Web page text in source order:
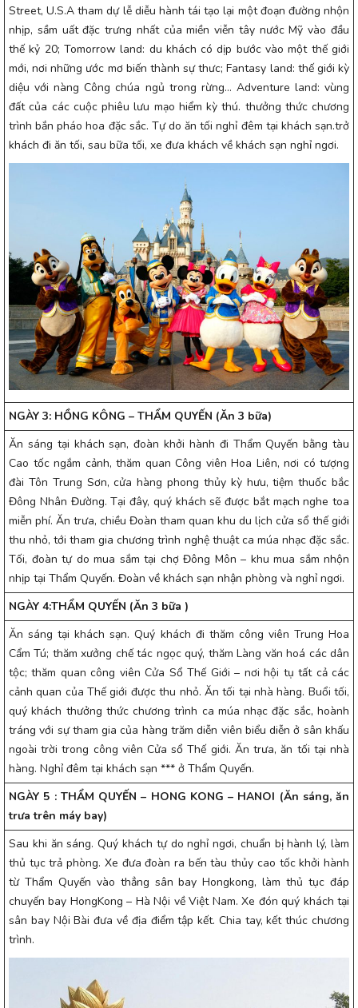
Street, U.S.A tham dự lễ diễu hành tái tạo lại một đoạn đường nhộn
nhịp, sầm uất đặc trưng nhất của miền viễn tây nước Mỹ vào đầu
thế kỷ 20; Tomorrow land: du khách có dịp bước vào một thế giới
mới, nơi những ước mơ biến thành sự thưc; Fantasy land: thế giới kỳ
diệu với nàng Công chúa ngủ trong rừng… Adventure land: vùng
đất của các cuộc phiêu lưu mạo hiểm kỳ thú. thưởng thức chương
trình bắn pháo hoa đặc sắc. Tự do ăn tối nghỉ đêm tại khách sạn.trở
khách đi ăn tối, sau bữa tối, xe đưa khách về khách sạn nghỉ ngơi.
NGÀY 3: HỒNG KÔNG – THẨM QUYẾN (Ăn 3 bữa)
Ăn sáng tại khách sạn, đoàn khởi hành đi Thẩm Quyến bằng tàu
Cao tốc ngắm cảnh, thăm quan Công viên Hoa Liên, nơi có tượng
đài Tôn Trung Sơn, cửa hàng phong thủy kỳ hưu, tiệm thuốc bắc
Đông Nhân Đường. Tại đây, quý khách sẽ được bắt mạch nghe toa
miễn phí. Ăn trưa, chiều Đoàn tham quan khu du lịch cửa sổ thế giới
thu nhỏ, tới tham gia chương trình nghệ thuật ca múa nhạc đặc sắc.
Tối, đoàn tự do mua sắm tại chợ Đông Môn – khu mua sắm nhộn
nhịp tại Thẩm Quyến. Đoàn về khách sạn nhận phòng và nghỉ ngơi.
NGÀY 4:THẨM QUYẾN (Ăn 3 bữa )
Ăn sáng tại khách sạn. Quý khách đi thăm công viên Trung Hoa
Cẩm Tú; thăm xưởng chế tác ngọc quý, thăm Làng văn hoá các dân
tộc; thăm quan công viên Cửa Sổ Thế Giới – nơi hội tụ tất cả các
cảnh quan của Thế giới được thu nhỏ. Ăn tối tại nhà hàng. Buổi tối,
quý khách thưởng thức chương trình ca múa nhạc đặc sắc, hoành
tráng với sự tham gia của hàng trăm diễn viên biểu diễn ở sân khấu
ngoài trời trong công viên Cửa sổ Thế giới. Ăn trưa, ăn tối tại nhà
hàng. Nghỉ đêm tại khách sạn *** ở Thẩm Quyến.
NGÀY 5 : THẨM QUYẾN – HONG KONG – HANOI (Ăn sáng, ăn
trưa trên máy bay)
Sau khi ăn sáng. Quý khách tự do nghỉ ngơi, chuẩn bị hành lý, làm
thủ tục trả phòng. Xe đưa đoàn ra bến tàu thủy cao tốc khởi hành
từ Thẩm Quyến vào thẳng sân bay Hongkong, làm thủ tục đáp
chuyến bay HongKong – Hà Nội về Việt Nam. Xe đón quý khách tại
sân bay Nội Bài đưa về địa điểm tập kết. Chia tay, kết thúc chương
trình.